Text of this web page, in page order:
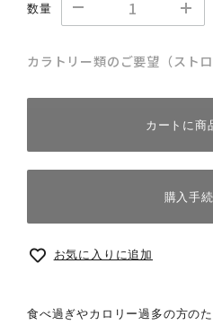
数量
カラトリー類のご要望（ストロ
カートに商
購入手
お気に入りに追加
食べ過ぎやカロリー過多の方の